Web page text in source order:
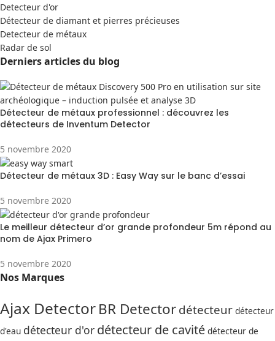
Detecteur d'or
Détecteur de diamant et pierres précieuses
Detecteur de métaux
Radar de sol
Derniers articles du blog
Détecteur de métaux professionnel : découvrez les
détecteurs de Inventum Detector
5 novembre 2020
Détecteur de métaux 3D : Easy Way sur le banc d’essai
5 novembre 2020
Le meilleur détecteur d’or grande profondeur 5m répond au
nom de Ajax Primero
5 novembre 2020
Nos Marques
Ajax DetectorBR Detectordétecteur détecteur
d'eau détecteur d'or détecteur de cavité détecteur de